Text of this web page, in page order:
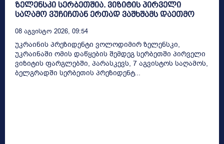
ზელენსკი სერბეთშია. ვიზიტის პირველი
საღამო ვუჩიჩთან ერთად ვაშხშამს დაეთმო
08 Აგვისტო 2026, 09:54
უკრაინის პრეზიდენტი ვოლოდიმირ ზელენსკი,
უკრაინაში ომის დაწყების შემდეგ სერბეთში პირველი
ვიზიტის ფარგლებში, პარასკევს, 7 აგვისტოს საღამოს,
ბელგრადში სერბეთის პრეზიდენტ...